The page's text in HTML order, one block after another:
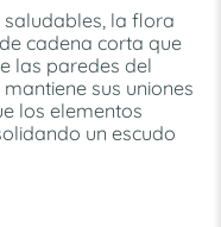
la flora
cadena corta que
las paredes del
sus uniones
los elementos
un escudo